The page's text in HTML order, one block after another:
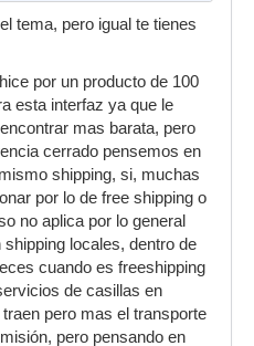
tema, pero igual te tienes
por un producto de 100
esta interfaz ya que le
mas barata, pero
cerrado pensemos en
shipping, si, muchas
por lo de free shipping o
no aplica por lo general
locales, dentro de
cuando es freeshipping
de casillas en
pero mas el transporte
pero pensando en